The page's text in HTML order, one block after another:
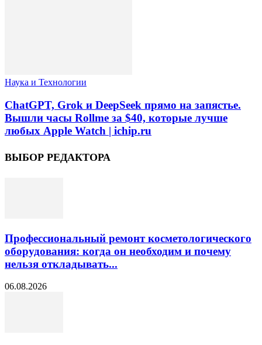
Наука и Технологии
ChatGPT, Grok и DeepSeek прямо на запястье.
Вышли часы Rollme за $40, которые лучше
любых Apple Watch | ichip.ru
ВЫБОР РЕДАКТОРА
Профессиональный ремонт косметологического
оборудования: когда он необходим и почему
нельзя откладывать...
06.08.2026